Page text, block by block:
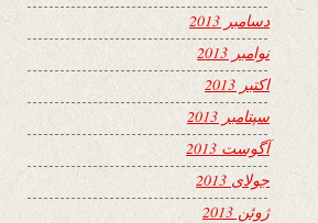
دسامبر 2013
نوامبر 2013
اکتبر 2013
سپتامبر 2013
آگوست 2013
جولای 2013
ژوئن 2013